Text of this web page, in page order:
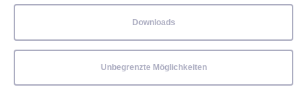
Downloads
Unbegrenzte Möglichkeiten